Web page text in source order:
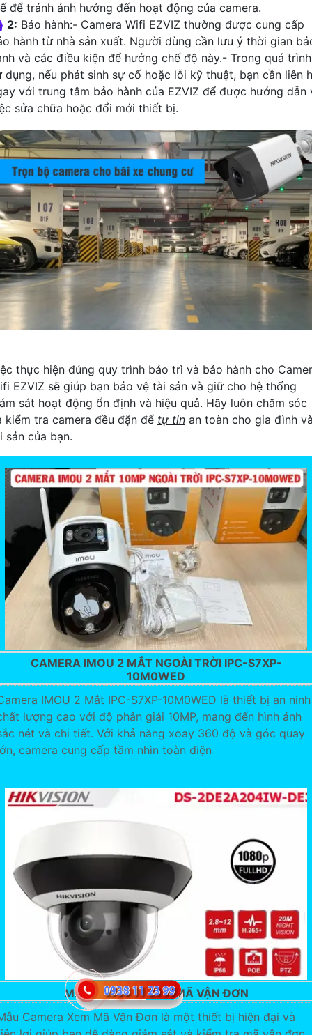
để tránh ảnh hưởng đến hoạt động của camera.
2: Bảo hành:- Camera Wifi EZVIZ thường được cung cấp
hành từ nhà sản xuất. Người dùng cần lưu ý thời gian
và các điều kiện để hưởng chế độ này.- Trong quá trình
dụng, nếu phát sinh sự cố hoặc lỗi kỹ thuật, bạn cần liên
với trung tâm bảo hành của EZVIZ để được hướng dẫn
sửa chữa hoặc đổi mới thiết bị.
thực hiện đúng quy trình bảo trì và bảo hành cho
EZVIZ sẽ giúp bạn bảo vệ tài sản và giữ cho hệ thống
sát hoạt động ổn định và hiệu quả. Hãy luôn chăm sóc
kiểm tra camera đều đặn để tự tin an toàn cho gia đình
sản của bạn.
CAMERA IMOU 2 MẮT NGOÀI TRỜI IPC-S7XP-
10M0WED
IMOU 2 Mắt IPC-S7XP-10M0WED là thiết bị an ninh
lượng cao với độ phân giải 10MP, mang đến hình ảnh
nét và chi tiết. Với khả năng xoay 360 độ và góc quay
camera cung cấp tầm nhìn toàn diện
MẪU CAMERA XEM MÃ VẬN ĐƠN
Camera Xem Mã Vận Đơn là một thiết bị hiện đại và